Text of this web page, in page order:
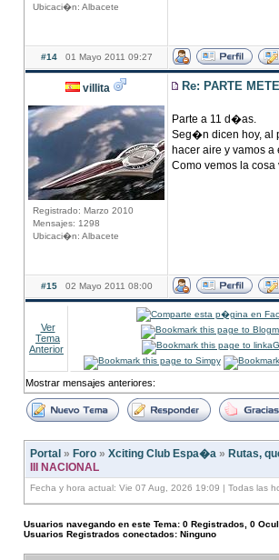
Ubicaci�n: Albacete
#14 01 Mayo 2011 09:27
villita
Registrado: Marzo 2010
Mensajes: 1298
Ubicaci�n: Albacete
Re: PARTE
Parte a 11 d�as.
Seg�n dicen hoy, al
hacer aire y vamos
Como vemos la
#15 02 Mayo 2011 08:00
Ver
Tema
Anterior
Mostrar mensajes anteriores:
Portal » Foro » Xciting Club Espa�a » Rutas,
III NACIONAL
Fecha y hora actual: Vie 07 Aug, 2026 19:09 | Todas las
Usuarios navegando en este Tema: 0 Registrados, 0
Usuarios Registrados conectados: Ninguno